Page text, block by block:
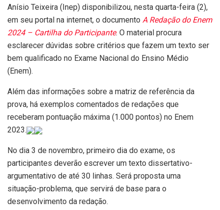
Anísio Teixeira (Inep) disponibilizou, nesta quarta-feira (2),
em seu portal na internet, o documento A Redação do Enem
2024 – Cartilha do Participante. O material procura
esclarecer dúvidas sobre critérios que fazem um texto ser
bem qualificado no Exame Nacional do Ensino Médio
(Enem).
Além das informações sobre a matriz de referência da
prova, há exemplos comentados de redações que
receberam pontuação máxima (1.000 pontos) no Enem
2023.
No dia 3 de novembro, primeiro dia do exame, os
participantes deverão escrever um texto dissertativo-
argumentativo de até 30 linhas. Será proposta uma
situação-problema, que servirá de base para o
desenvolvimento da redação.